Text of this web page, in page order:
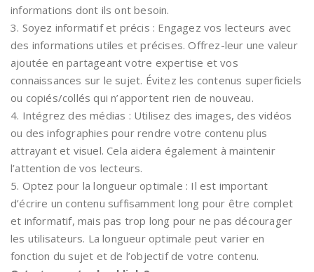
informations dont ils ont besoin.
3. Soyez informatif et précis : Engagez vos lecteurs avec
des informations utiles et précises. Offrez-leur une valeur
ajoutée en partageant votre expertise et vos
connaissances sur le sujet. Évitez les contenus superficiels
ou copiés/collés qui n’apportent rien de nouveau.
4. Intégrez des médias : Utilisez des images, des vidéos
ou des infographies pour rendre votre contenu plus
attrayant et visuel. Cela aidera également à maintenir
l’attention de vos lecteurs.
5. Optez pour la longueur optimale : Il est important
d’écrire un contenu suffisamment long pour être complet
et informatif, mais pas trop long pour ne pas décourager
les utilisateurs. La longueur optimale peut varier en
fonction du sujet et de l’objectif de votre contenu.